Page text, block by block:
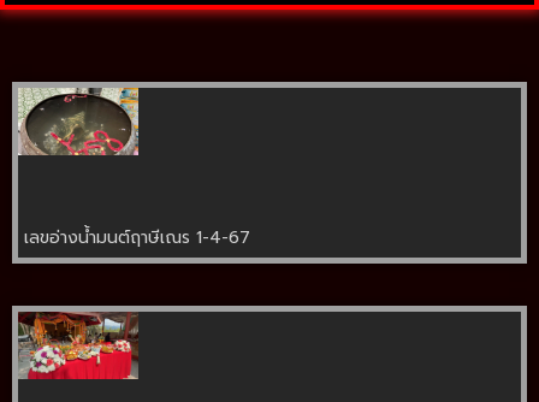
เลขอ่างน้ำมนต์ฤาษีเณร 1-4-67